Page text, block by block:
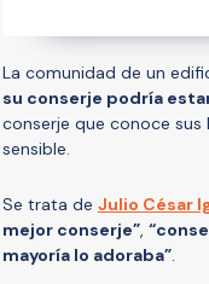
La comunidad de un
su conserje podría
conserje que conoce
sensible.
Se trata de Julio César
mejor conserje”,
mayoría lo adoraba”.